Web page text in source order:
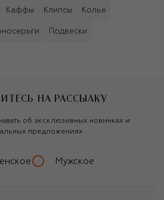
Каффы Клипсы Колье
Подвески
НА РАССЫЛКУ
об эксклюзивных новинках и
предложениях
Мужское